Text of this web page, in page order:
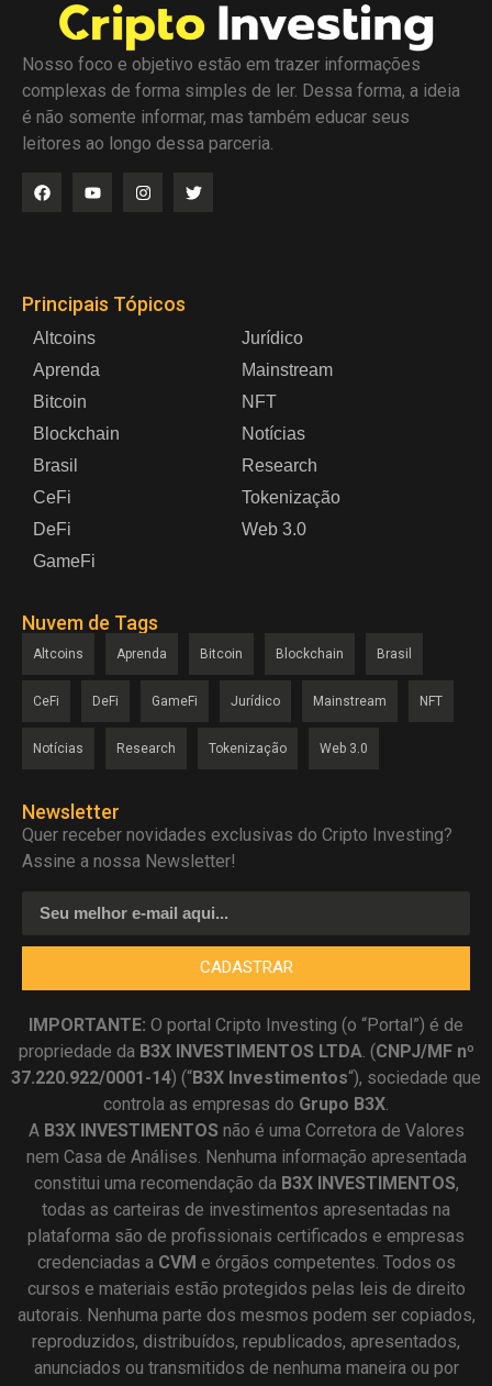
Nosso foco e objetivo estão em trazer informações
complexas de forma simples de ler. Dessa forma, a ideia
é não somente informar, mas também educar seus
leitores ao longo dessa parceria.
Principais Tópicos
Altcoins
Aprenda
Bitcoin
Blockchain
Brasil
CeFi
DeFi
GameFi
Jurídico
Mainstream
NFT
Notícias
Research
Tokenização
Web 3.0
Nuvem de Tags
Altcoins Aprenda Bitcoin Blockchain Brasil
CeFi DeFi GameFi Jurídico Mainstream NFT
Notícias Research Tokenização Web 3.0
Newsletter
Quer receber novidades exclusivas do Cripto Investing?
Assine a nossa Newsletter!
CADASTRAR
IMPORTANTE: O portal Cripto Investing (o “Portal”) é de
propriedade da B3X INVESTIMENTOS LTDA . (CNPJ/MF nº
37.220.922/0001-14) (“B3X Investimentos“), sociedade que
controla as empresas do Grupo B3X
A B3X INVESTIMENTOS não é uma Corretora de Valores
nem Casa de Análises. Nenhuma informação apresentada
constitui uma recomendação da B3X INVESTIMENTOS,
todas as carteiras de investimentos apresentadas na
plataforma são de profissionais certificados e empresas
credenciadas a CVM e órgãos competentes. Todos os
cursos e materiais estão protegidos pelas leis de direito
autorais. Nenhuma parte dos mesmos podem ser copiados,
reproduzidos, distribuídos, republicados, apresentados,
anunciados ou transmitidos de nenhuma maneira ou por